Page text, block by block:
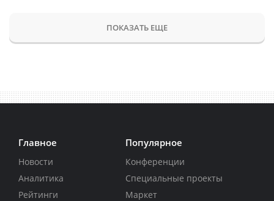
ПОКАЗАТЬ ЕЩЕ
Главное
Новости
Аналитика
Рейтинги
Популярное
Конференции
Специальные проекты
Маркет